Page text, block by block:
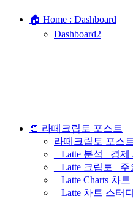
🏠 Home : Dashboard
Dashboard2
📒 라떼크립토 포스트
라떼크립토 포스트
_ Latte 분석 _경제
_ Latte 크립토 _
_ Latte Charts 차
_ Latte 차트 스터